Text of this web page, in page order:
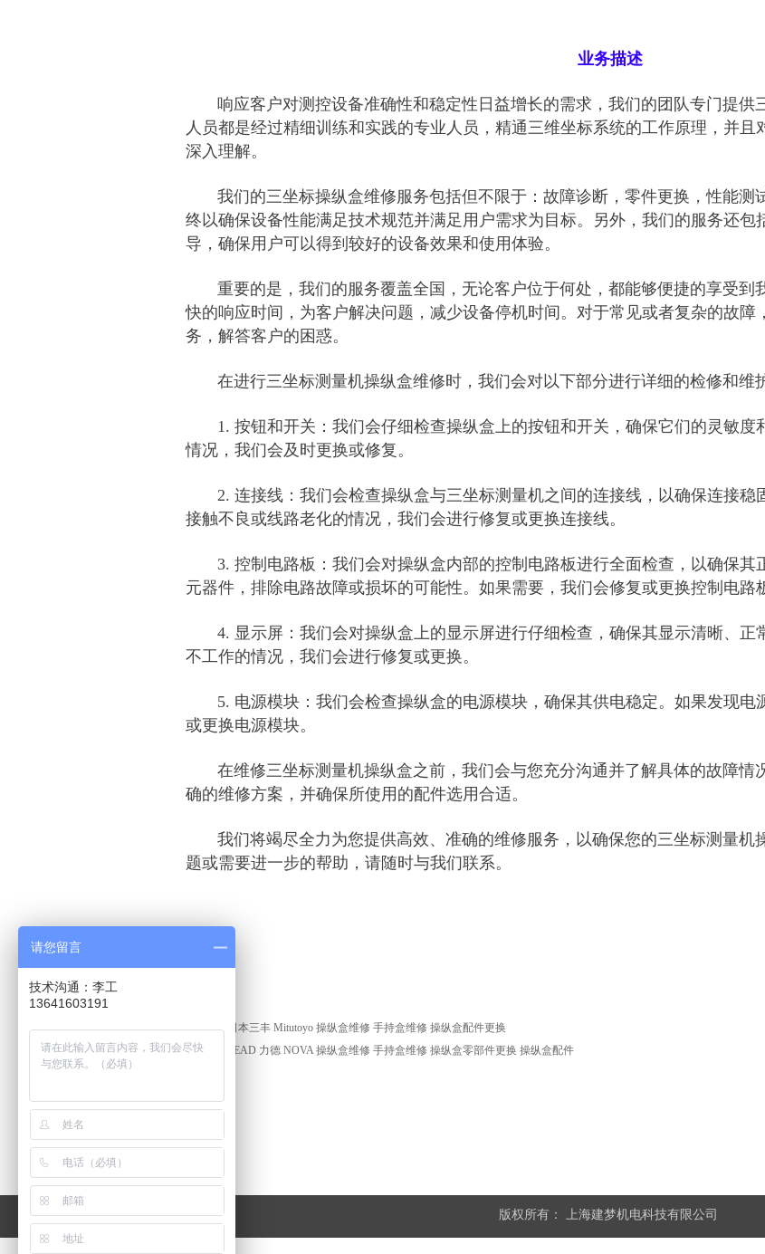
ꄴ 前一个： 日本三丰 Mitutoyo 操纵盒维修 手持盒维修 操纵盒配件更换
ꄲ 后一个： LEAD 力德 NOVA 操纵盒维修 手持盒维修 操纵盒零部件更换 操纵盒配件
业务描述
响应客户对测控设备准确性和稳定性日益增长的需求，我们的团队专门提供
人员都是经过精细训练和实践的专业人员，精通三维坐标系统的工作原理，并且
深入理解。
我们的三坐标操纵盒维修服务包括但不限于：故障诊断，零件更换，性能测
终以确保设备性能满足技术规范并满足用户需求为目标。另外，我们的服务还包
导，确保用户可以得到较好的设备效果和使用体验。
重要的是，我们的服务覆盖全国，无论客户位于何处，都能够便捷的享受到
快的响应时间，为客户解决问题，减少设备停机时间。对于常见或者复杂的故障
务，解答客户的困惑。
在进行三坐标测量机操纵盒维修时，我们会对以下部分进行详细的检修和维
1. 按钮和开关：我们会仔细检查操纵盒上的按钮和开关，确保它们的灵敏度
情况，我们会及时更换或修复。
2. 连接线：我们会检查操纵盒与三坐标测量机之间的连接线，以确保连接稳
接触不良或线路老化的情况，我们会进行修复或更换连接线。
3. 控制电路板：我们会对操纵盒内部的控制电路板进行全面检查，以确保其
元器件，排除电路故障或损坏的可能性。如果需要，我们会修复或更换控制电路
4. 显示屏：我们会对操纵盒上的显示屏进行仔细检查，确保其显示清晰、正
不工作的情况，我们会进行修复或更换。
5. 电源模块：我们会检查操纵盒的电源模块，确保其供电稳定。如果发现电
或更换电源模块。
在维修三坐标测量机操纵盒之前，我们会与您充分沟通并了解具体的故障情
确的维修方案，并确保所使用的配件选用合适。
我们将竭尽全力为您提供高效、准确的维修服务，以确保您的三坐标测量机
题或需要进一步的帮助，请随时与我们联系。
版权所有： 上海建梦机电科技有限公司
请您留言
技术沟通：李工
13641603191